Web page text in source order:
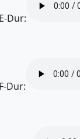
Dur:
Dur: